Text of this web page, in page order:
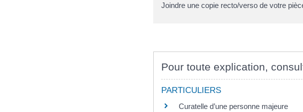
Joindre une copie recto/verso de votre
Pour toute explication,
PARTICULIERS
Curatelle d’une personne majeure